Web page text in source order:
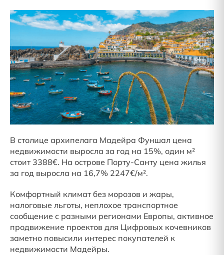
В столице архипелага Мадейра Фуншал цена
недвижимости выросла за год на 15%, один м²
стоит 3388€. На острове Порту-Санту цена жилья
за год выросла на 16,7% 2247€/м².
Комфортный климат без морозов и жары,
налоговые льготы, неплохое транспортное
сообщение с разными регионами Европы, активное
продвижение проектов для Цифровых кочевников
заметно повысили интерес покупателей к
недвижимости Мадейры.